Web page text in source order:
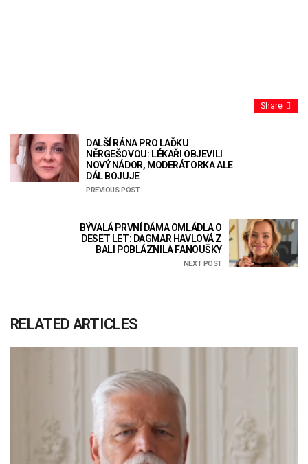
Share
DALŠÍ RÁNA PRO LAĎKU
NĚRGEŠOVOU: LÉKAŘI OBJEVILI
NOVÝ NÁDOR, MODERÁTORKA ALE
DÁL BOJUJE
PREVIOUS POST
BÝVALÁ PRVNÍ DÁMA OMLÁDLA O
DESET LET: DAGMAR HAVLOVÁ Z
BALI POBLÁZNILA FANOUŠKY
NEXT POST
RELATED ARTICLES